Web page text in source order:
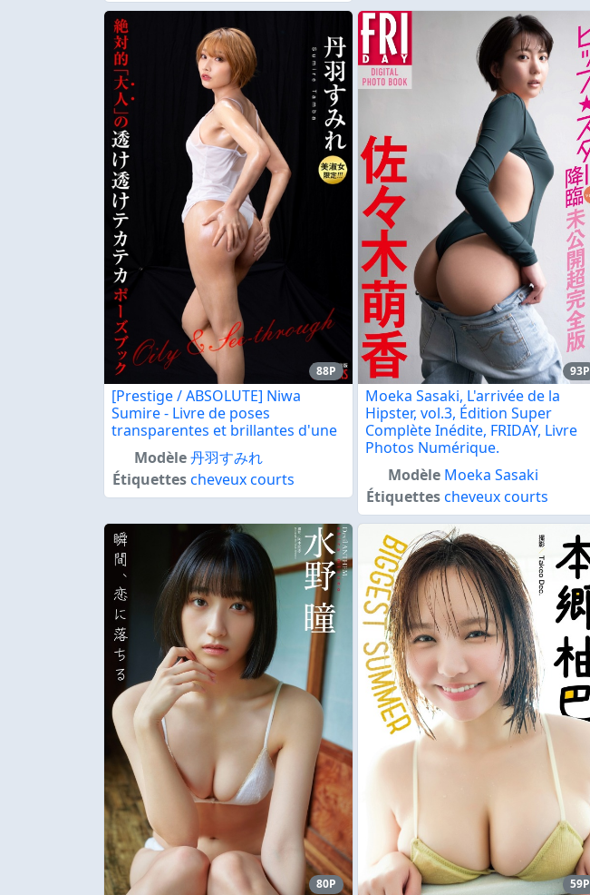
88P
[Prestige / ABSOLUTE] Niwa
Sumire - Livre de poses
transparentes et brillantes d'une
Modèle丹羽すみれ
Étiquettescheveux courts
93P
Moeka Sasaki, L'arrivée de la
Hipster, vol.3, Édition Super
Complète Inédite, FRIDAY, Livre
Photos Numérique.
Modèle Moeka Sasaki
Étiquettescheveux courts
80P 59P